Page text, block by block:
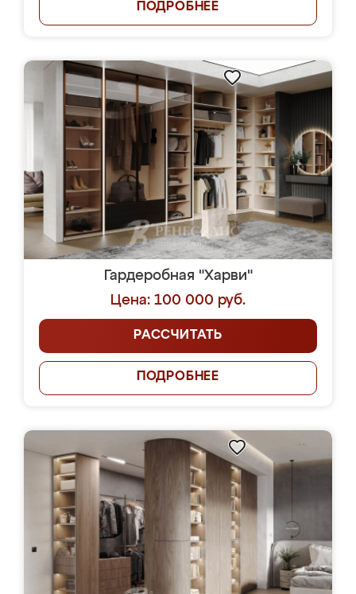
ПОДРОБНЕЕ
Гардеробная "Харви"
Цена: 100 000 руб.
РАССЧИТАТЬ
ПОДРОБНЕЕ